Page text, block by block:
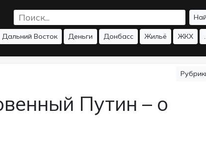
Дальний Восток Деньги Донбасс Жильё ЖКХ
Путин – о